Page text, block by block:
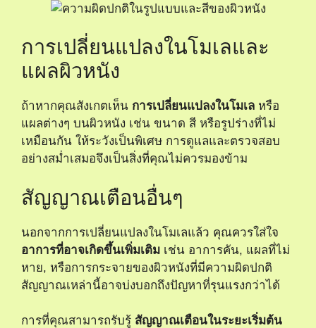
การเปลี่ยนแปลงในโมเลและ
แผลผิวหนัง
ถ้าหากคุณสังเกตเห็น การเปลี่ยนแปลงในโมเล หรือ
แผลต่างๆ บนผิวหนัง เช่น ขนาด สี หรือรูปร่างที่ไม่
เหมือนกัน ให้ระวังเป็นพิเศษ การดูแลและตรวจสอบ
อย่างสม่ำเสมอจึงเป็นสิ่งที่คุณไม่ควรมองข้าม
สัญญาณเตือนอื่นๆ
นอกจากการเปลี่ยนแปลงในโมเลแล้ว คุณควรใส่ใจ
อาการที่อาจเกิดขึ้นเพิ่มเติม เช่น อาการคัน, แผลที่ไม่
หาย, หรือการกระจายของผิวหนังที่มีความผิดปกติ
สัญญาณเหล่านี้อาจบ่งบอกถึงปัญหาที่รุนแรงกว่าได้
การที่คุณสามารถรับรู้ สัญญาณเตือนในระยะเริ่มต้น